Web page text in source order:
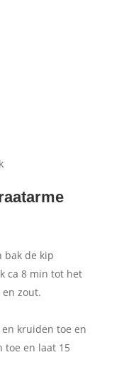
bak de kip
ca 8 min tot het
zout.
kruiden toe en
toe en laat 15